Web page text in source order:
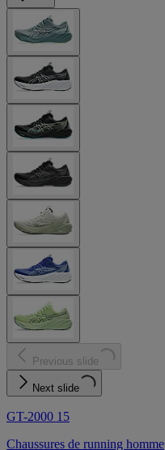
Previous slide
Next slide
GT-2000 15
Chaussures de running homme